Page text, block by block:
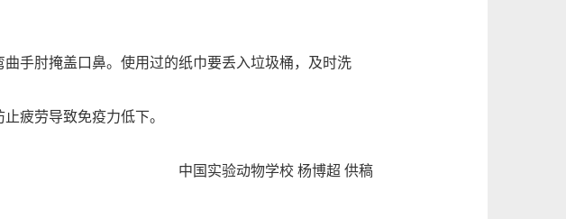
手肘掩盖口鼻。使用过的纸巾要丢入垃圾桶，及时洗
疲劳导致免疫力低下。
中国实验动物学校 杨博超 供稿